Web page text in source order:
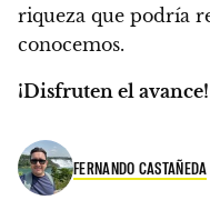
riqueza que podría
conocemos.
¡Disfruten el avance!
FERNANDO CASTAÑEDA